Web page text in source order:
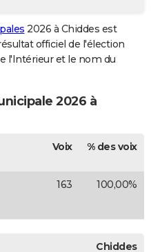
2026 à Chiddes est
officiel de l'élection
l'Intérieur et le nom du
2026 à
Voix % des voix
163 100,00%
Chiddes